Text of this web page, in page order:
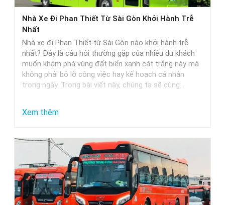
Phan
Thiết
Lựa
Chọn
Hoàn
Đôi
Nhà Xe Đi Phan Thiết Từ Sài Gòn Khởi Hành Trễ
Nhất
Nhà xe đi Phan Thiết từ Sài Gòn nào khởi hành trễ
nhất? Đây là câu hỏi thường gặp của nhiều du khách
muốn khám phá vùng đất biển xanh cát trắng này mà
không phải bỏ lỡ công việc hay kế hoạch cá nhân
trong ngày. Trong bài viết này, chúng ta sẽ cùng…
Xem thêm:
Xe
Đi
Phan
Thiết
Từ